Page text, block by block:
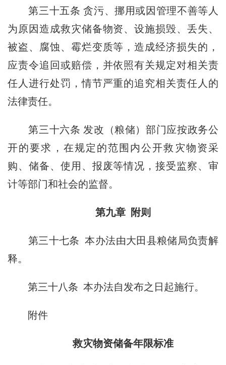
第三十五条 贪污、挪用或因管理不善等人
为原因造成救灾储备物资、设施损毁、丢失、
被盗、腐蚀、霉烂变质等，造成经济损失的，
应责令追回或赔偿，并依照有关规定对相关责
任人进行处罚，情节严重的追究相关责任人的
法律责任。
第三十六条 发改（粮储）部门应按政务公
开的要求，在规定的范围内公开救灾物资采
购、储备、使用、报废等情况，接受监察、审
计等部门和社会的监督。
第九章 附则
第三十七条 本办法由大田县粮储局负责解
释。
第三十八条 本办法自发布之日起施行。
附件
救灾物资储备年限标准